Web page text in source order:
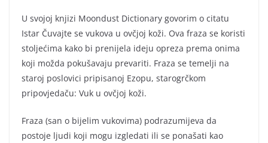
U svojoj knjizi Moondust Dictionary govorim o citatu
Istar Čuvajte se vukova u ovčjoj koži. Ova fraza se koristi
stoljećima kako bi prenijela ideju opreza prema onima
koji možda pokušavaju prevariti. Fraza se temelji na
staroj poslovici pripisanoj Ezopu, starogrčkom
pripovjedaču: Vuk u ovčjoj koži.
Fraza (san o bijelim vukovima) podrazumijeva da
postoje ljudi koji mogu izgledati ili se ponašati kao